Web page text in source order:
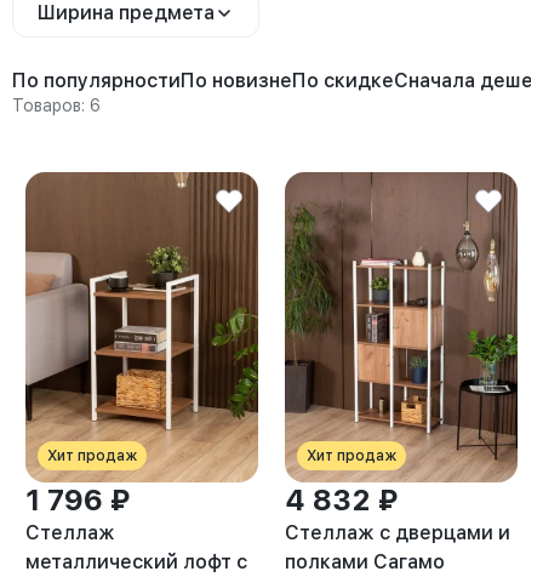
Ширина предмета
По популярностиПо новизнеПо скидкеСначала
Товаров: 6
Хит продаж
1 796 ₽
Стеллаж
металлический лофт с
Хит продаж
4 832 ₽
Стеллаж с дверцами и
полками Сагамо